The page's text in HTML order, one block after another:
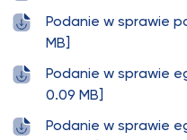
Podanie w sprawie
MB]
Podanie w sprawie
0.09 MB]
Podanie w sprawie